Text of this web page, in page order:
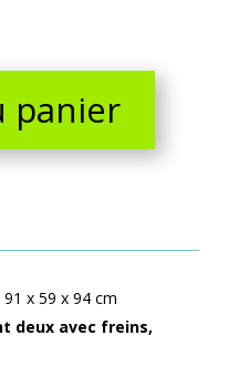
panier
91 x 59 x 94 cm
deux avec freins,